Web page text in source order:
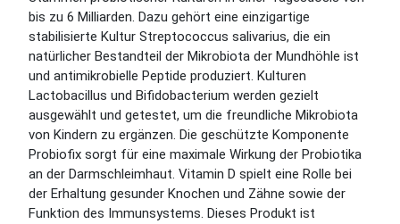
bis zu 6 Milliarden. Dazu gehört eine einzigartige
stabilisierte Kultur Streptococcus salivarius, die ein
natürlicher Bestandteil der Mikrobiota der Mundhöhle ist
und antimikrobielle Peptide produziert. Kulturen
Lactobacillus und Bifidobacterium werden gezielt
ausgewählt und getestet, um die freundliche Mikrobiota
von Kindern zu ergänzen. Die geschützte Komponente
Probiofix sorgt für eine maximale Wirkung der Probiotika
an der Darmschleimhaut. Vitamin D spielt eine Rolle bei
der Erhaltung gesunder Knochen und Zähne sowie der
Funktion des Immunsystems. Dieses Produkt ist